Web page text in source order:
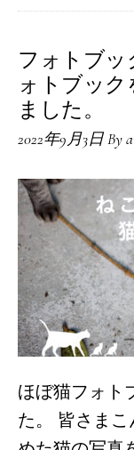
フォトブッ
ォトブッ
ました。
2022年9月3日By
ほぼ猫フォト
た。 皆さまこ